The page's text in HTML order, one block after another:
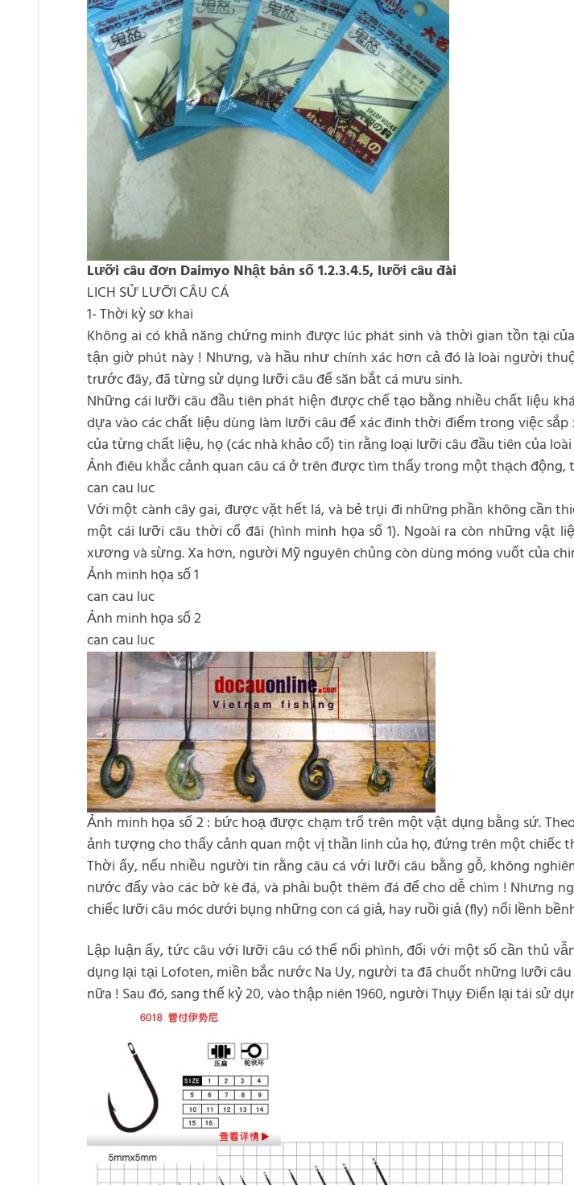
Lưỡi câu đơn Daimyo Nhật bản số 1.2.3.4.5, lưỡi câu đài
LICH SỬ LƯỠI CÂU CÁ
1- Thời kỳ sơ khai
Không ai có khả năng chứng minh được lúc phát sinh và thời gian tồn tại
tận giờ phút này ! Nhưng, và hầu như chính xác hơn cả đó là loài người
trước đây, đã từng sử dụng lưỡi câu để săn bắt cá mưu sinh.
Những cái lưỡi câu đầu tiên phát hiện được chế tạo bằng nhiều chất liệu
dựa vào các chất liệu dùng làm lưỡi câu để xác đinh thời điểm trong việc
của từng chất liệu, họ (các nhà khảo cổ) tin rằng loại lưỡi câu đầu tiên của
Ảnh điêu khắc cảnh quan câu cá ở trên được tìm thấy trong một thạch động,
can cau luc
Với một cành cây gai, được vặt hết lá, và bẻ trụi đi những phần không cần
một cái lưỡi câu thời cổ đâi (hình minh họa số 1). Ngoài ra còn những vật
xương và sừng. Xa hơn, người Mỹ nguyên chủng còn dùng móng vuốt của
Ảnh minh họa số 1
can cau luc
Ảnh minh họa số 2
can cau luc
Ảnh minh họa số 2 : bức hoạ được chạm trổ trên một vật dụng bằng sứ.
ảnh tượng cho thấy cảnh quan một vị thần linh của họ, đứng trên một chiếc
Thời ấy, nếu nhiều người tin rằng câu cá với lưỡi câu bằng gỗ, không
nước đẩy vào các bờ kè đá, và phải buột thêm đá để cho dễ chìm ! Nhưng
chiếc lưỡi câu móc dưới bụng những con cá giả, hay ruồi giả (fly) nổi lềnh
Lập luận ấy, tức câu với lưỡi câu có thể nổi phình, đối với một số cần thủ
dụng lại tại Lofoten, miền bắc nước Na Uy, người ta đã chuốt những lưỡi
nữa ! Sau đó, sang thế kỷ 20, vào thập niên 1960, người Thụy Điển lại tái sử